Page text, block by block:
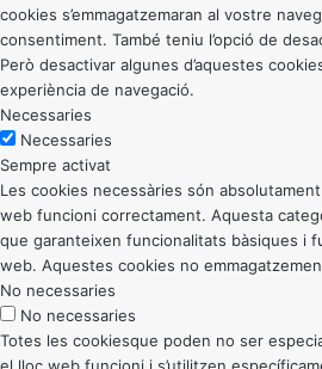
cookies s’emmagatzemaran al vostre
consentiment. També teniu l’opció de
Però desactivar algunes d’aquestes
experiència de navegació.
Necessaries
Necessaries
Sempre activat
Les cookies necessàries són
web funcioni correctament. Aquesta
que garanteixen funcionalitats bàsiques i
web. Aquestes cookies no
No necessaries
No necessaries
Totes les cookiesque poden no ser